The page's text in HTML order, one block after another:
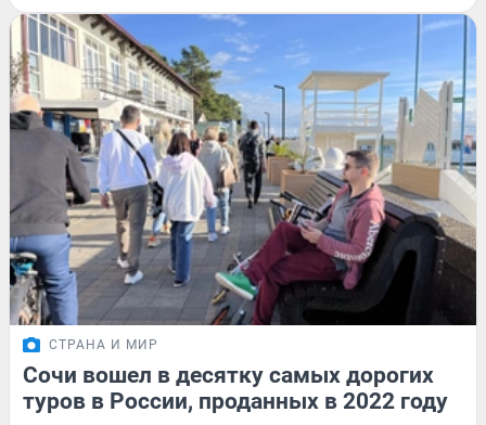
СТРАНА И МИР
Сочи вошел в десятку самых дорогих
туров в России, проданных в 2022 году